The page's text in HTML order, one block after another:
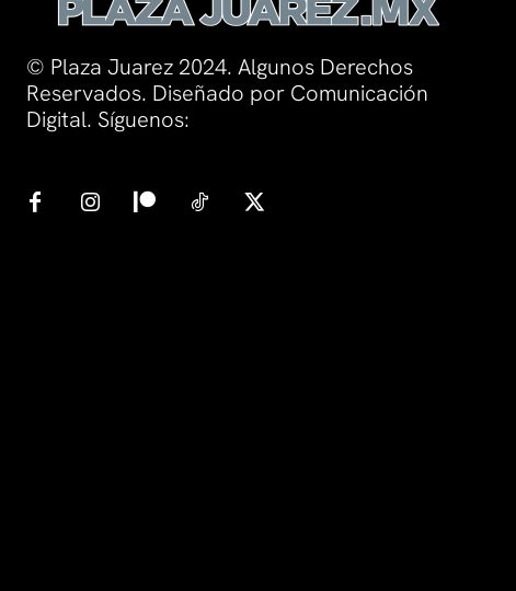
© Plaza Juarez 2024. Algunos Derechos
Reservados. Diseñado por Comunicación
Digital. Síguenos: